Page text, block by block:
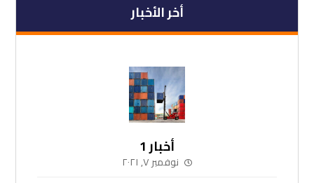
أخر الأخبار
أخبار 1
نوفمبر ٧, ٢٠٢١